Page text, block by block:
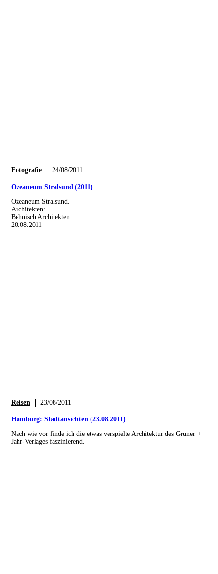
Fotografie 24/08/2011
Ozeaneum Stralsund (2011)
Ozeaneum Stralsund.
Architekten:
Behnisch Architekten.
20.08.2011
Reisen 23/08/2011
Hamburg: Stadtansichten (23.08.2011)
Nach wie vor finde ich die etwas verspielte Architektur des Gruner +
Jahr-Verlages faszinierend.